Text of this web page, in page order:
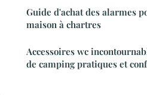
Guide d'achat des alarmes
maison à chartres
Accessoires wc
de camping pratiques et